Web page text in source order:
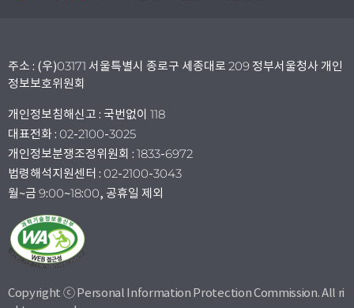
주소 : (우)03171 서울특별시 종로구 세종대로 209 정부서울청사 개인
정보보호위원회
개인정보침해신고 : 국번없이 118
대표전화 : 02-2100-3025
개인정보분쟁조정위원회 : 1833-6972
법령해석지원센터 : 02-2100-3043
월~금 9:00~18:00, 공휴일 제외
Copyright ⓒ Personal Information Protection Commission. All ri